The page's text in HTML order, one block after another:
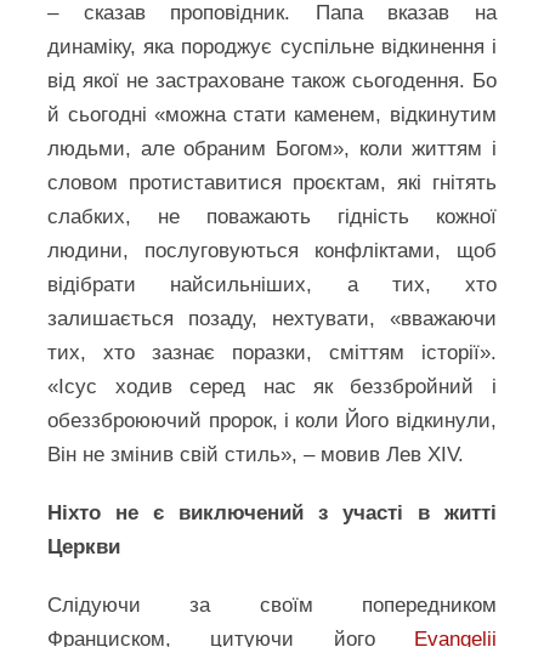
– сказав проповідник. Папа вказав на
динаміку, яка породжує суспільне відкинення і
від якої не застраховане також сьогодення. Бо
й сьогодні «можна стати каменем, відкинутим
людьми, але обраним Богом», коли життям і
словом протиставитися проєктам, які гнітять
слабких, не поважають гідність кожної
людини, послуговуються конфліктами, щоб
відібрати найсильніших, а тих, хто
залишається позаду, нехтувати, «вважаючи
тих, хто зазнає поразки, сміттям історії».
«Ісус ходив серед нас як беззбройний і
обеззброюючий пророк, і коли Його відкинули,
Він не змінив свій стиль», – мовив Лев XIV.
Ніхто не є виключений з участі в житті
Церкви
Слідуючи за своїм попередником
Франциском, цитуючи його Evangelii